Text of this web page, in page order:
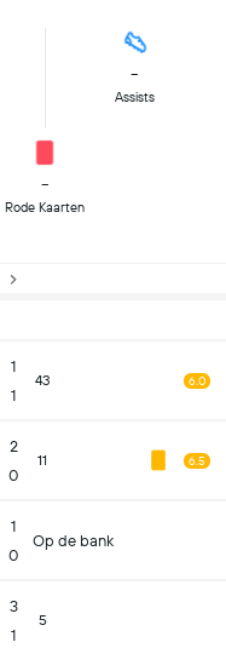
-
Assists
-
Rode Kaarten
1
1
43 6.0
2
0
11 6.5
1
0
Op de bank
3
1
5